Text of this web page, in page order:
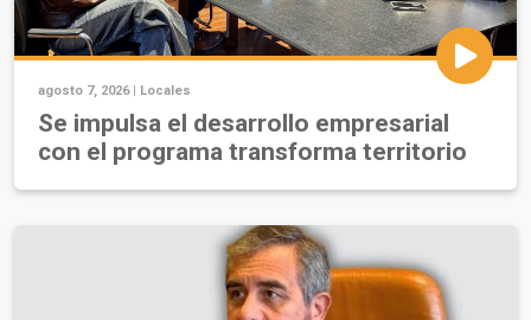
agosto 7, 2026 | Locales
Se impulsa el desarrollo empresarial
con el programa transforma territorio